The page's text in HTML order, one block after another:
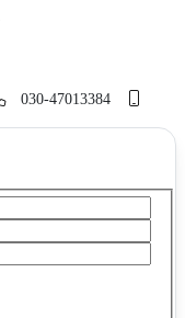
030-47013384